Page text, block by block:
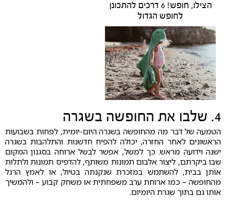
הצילו, חופש! 6 דרכים להתכונן
לחופש הגדול
4. שלבו את החופשה בשגרה
הטמעה של דבר מה מהחופשה בשגרה היום-יומית, לפחות בשבועות
הראשונים לאחר החזרה, יכולה להפיח חדשנות והתלהבות בשגרה
ישנה וידועה מראש. כך למשל, אפשר לבשל ארוחה בסגנון המקום
שבו ביקרתם, ליצור אלבום תמונות משותף, להדפיס תמונות ולתלות
אותן בבית, להשתמש במזכרת שנקנתה בטיול, או לאמץ הרגל
מהחופשה – כמו ארוחת ערב משפחתית או משחק קבוע – ולהמשיך
אותו גם בתוך שגרת היומיום.